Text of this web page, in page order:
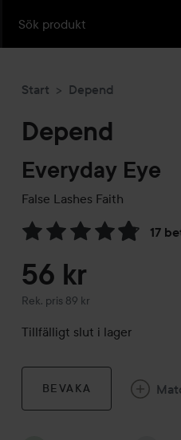
Start Depend
Depend
Everyday Eye
False Lashes Faith
17
Hoppa till Betyg &
56 kr
Rek. pris 89 kr
Rekommenderat pris 89 kr
Tillfälligt slut i lager
BEVAKA